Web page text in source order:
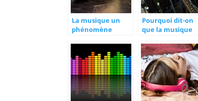
La musique un
phénomène
Pourquoi dit-on
que la musique
mœurs?